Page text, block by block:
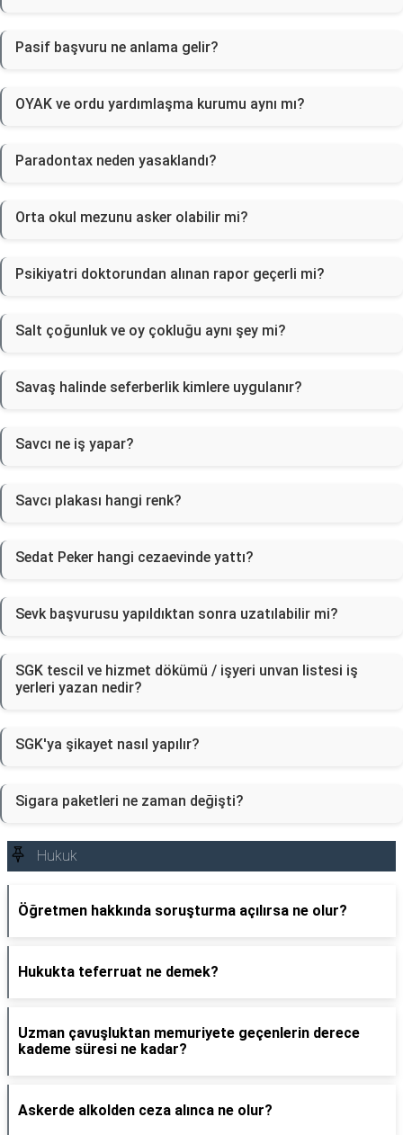
Pasif başvuru ne anlama gelir?
OYAK ve ordu yardımlaşma kurumu aynı mı?
Paradontax neden yasaklandı?
Orta okul mezunu asker olabilir mi?
Psikiyatri doktorundan alınan rapor geçerli mi?
Salt çoğunluk ve oy çokluğu aynı şey mi?
Savaş halinde seferberlik kimlere uygulanır?
Savcı ne iş yapar?
Savcı plakası hangi renk?
Sedat Peker hangi cezaevinde yattı?
Sevk başvurusu yapıldıktan sonra uzatılabilir mi?
SGK tescil ve hizmet dökümü / işyeri unvan listesi iş
yerleri yazan nedir?
SGK'ya şikayet nasıl yapılır?
Sigara paketleri ne zaman değişti?
Hukuk
Öğretmen hakkında soruşturma açılırsa ne olur?
Hukukta teferruat ne demek?
Uzman çavuşluktan memuriyete geçenlerin derece
kademe süresi ne kadar?
Askerde alkolden ceza alınca ne olur?